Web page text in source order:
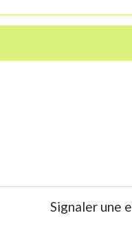
Signaler une